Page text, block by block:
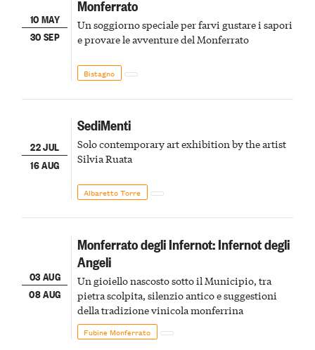
10 MAY
30 SEP
Monferrato
Un soggiorno speciale per farvi gustare i sapori
e provare le avventure del Monferrato
Bistagno
22 JUL
16 AUG
SediMenti
Solo contemporary art exhibition by the artist
Silvia Ruata
Albaretto Torre
03 AUG
08 AUG
Monferrato degli Infernot: Infernot degli
Angeli
Un gioiello nascosto sotto il Municipio, tra
pietra scolpita, silenzio antico e suggestioni
della tradizione vinicola monferrina
Fubine Monferrato